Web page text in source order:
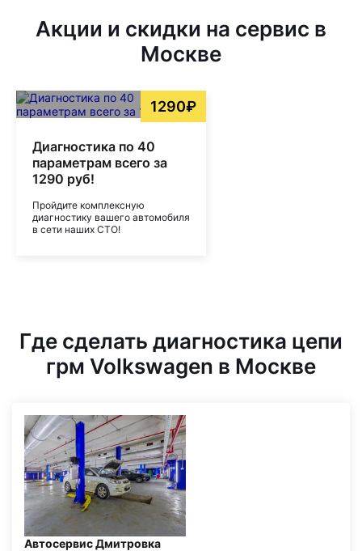
Акции и скидки на сервис в
Москве
1290₽
Диагностика по 40
параметрам всего за
1290 руб!
Пройдите комплексную
диагностику вашего автомобиля
в сети наших СТО!
Где сделать диагностика цепи
грм Volkswagen в Москве
Автосервис Дмитровка